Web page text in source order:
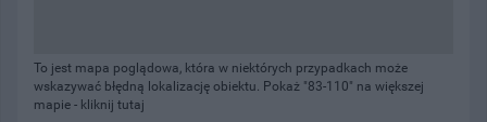
To jest mapa poglądowa, która w niektórych przypadkach może
wskazywać błędną lokalizację obiektu. Pokaż "83-110" na większej
mapie - kliknij tutaj